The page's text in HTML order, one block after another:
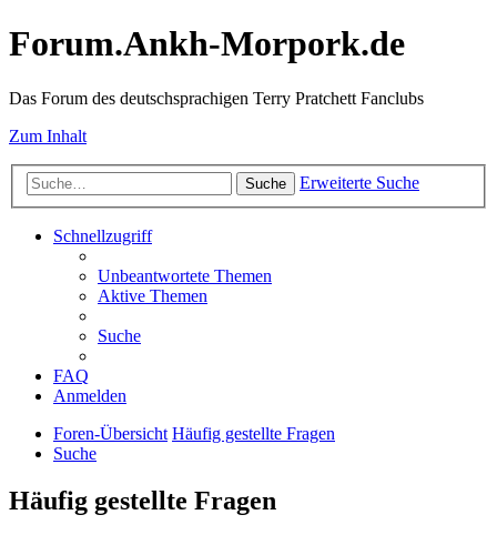
Forum.Ankh-Morpork.de
Das Forum des deutschsprachigen Terry Pratchett Fanclubs
Zum Inhalt
Suche Erweiterte Suche
Schnellzugriff
Unbeantwortete Themen
Aktive Themen
Suche
FAQ
Anmelden
Foren-Übersicht Häufig gestellte Fragen
Suche
Häufig gestellte Fragen